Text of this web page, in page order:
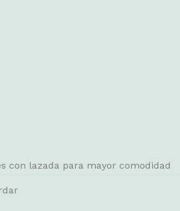
con lazada para mayor comodidad